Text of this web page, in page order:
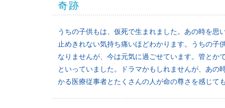
奇跡
うちの子供もは、仮死で生まれました。あの時を
止めきれない気持ち痛いほどわかります。うちの
なりませんが、今は元気に過ごせています。管とか
といっていました。ドラマかもしれませんが、あ
かる医療従事者とたくさんの人が命の尊さを感じて